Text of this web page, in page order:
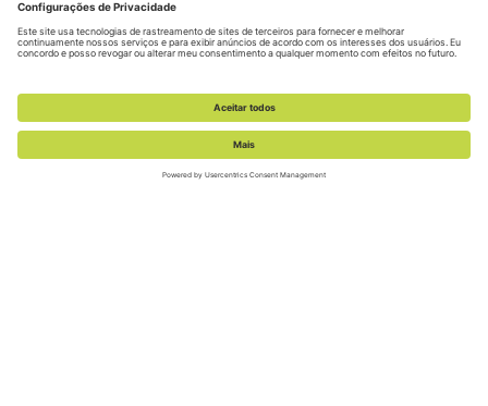
Política de Privacidade
Política de Cookies
Preferência de cookies
Política de divulgação de vulnerabilidade